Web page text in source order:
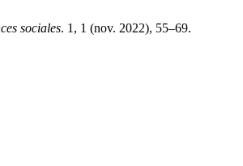
sociales. 1, 1 (nov. 2022), 55–69.